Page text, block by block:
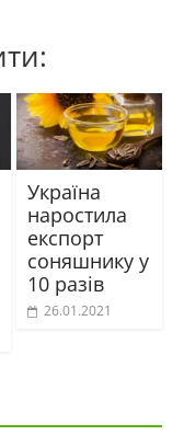
Україна
наростила
експорт
соняшнику у
10 разів
26.01.2021